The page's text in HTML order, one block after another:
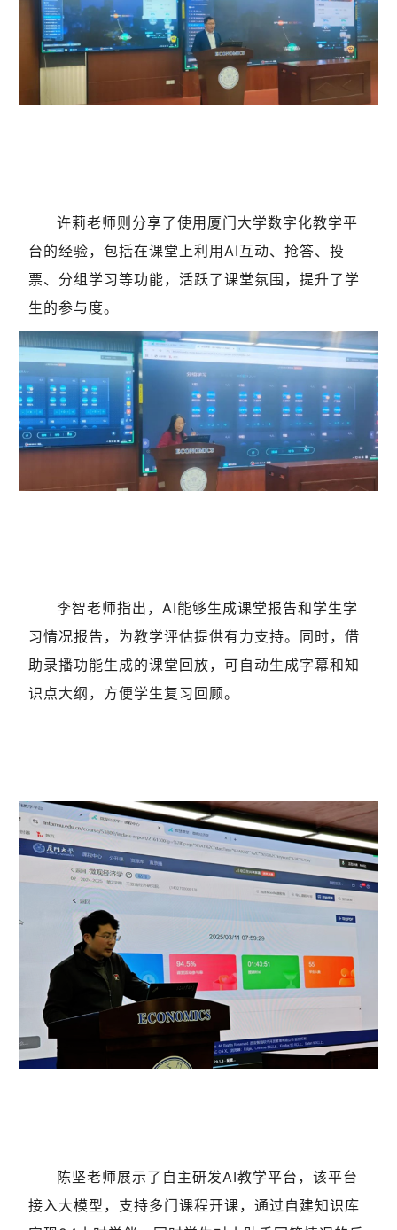
许莉老师则分享了使用厦门大学数字化教学平
台的经验，包括在课堂上利用AI互动、抢答、投
票、分组学习等功能，活跃了课堂氛围，提升了学
生的参与度。
李智老师指出，AI能够生成课堂报告和学生学
习情况报告，为教学评估提供有力支持。同时，借
助录播功能生成的课堂回放，可自动生成字幕和知
识点大纲，方便学生复习回顾。
陈坚老师展示了自主研发AI教学平台，该平台
接入大模型，支持多门课程开课，通过自建知识库